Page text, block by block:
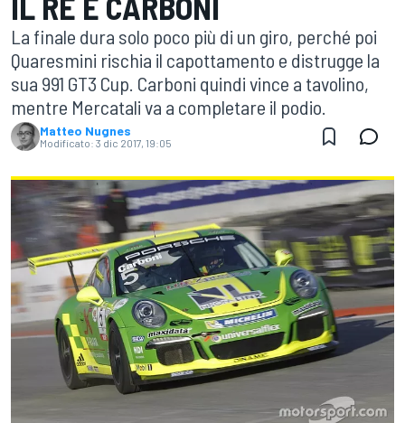
La finale dura solo poco più di un giro, perché poi
Quaresmini rischia il capottamento e distrugge la
sua 991 GT3 Cup. Carboni quindi vince a tavolino,
mentre Mercatali va a completare il podio.
Matteo Nugnes
Modificato: 3 dic 2017, 19:05